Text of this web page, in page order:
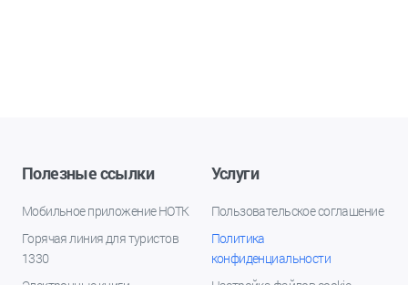
Полезные ссылки
Мобильное приложение НОТК
Горячая линия для туристов
1330
Услуги
Пользовательское соглашение
Политика
конфиденциальности